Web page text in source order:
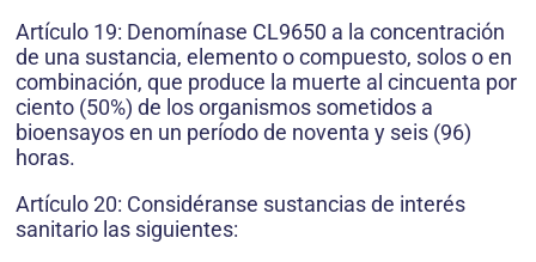
Artículo 19: Denomínase CL9650 a la concentración
de una sustancia, elemento o compuesto, solos o en
combinación, que produce la muerte al cincuenta por
ciento (50%) de los organismos sometidos a
bioensayos en un período de noventa y seis (96)
horas.
Artículo 20: Considéranse sustancias de interés
sanitario las siguientes: